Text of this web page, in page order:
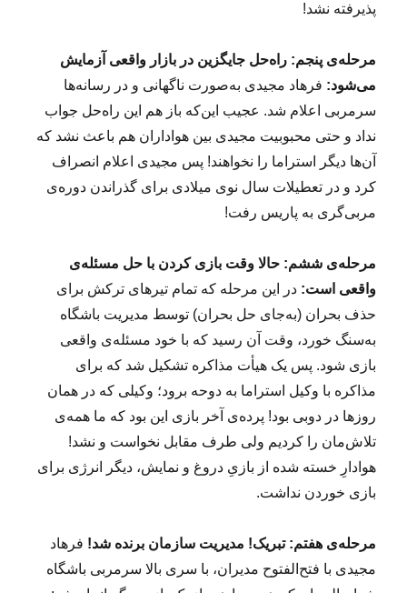
پذیرفته نشد!
مرحله‌ی پنجم: راه‌حل جایگزین در بازار واقعی آزمایش
می‌شود: فرهاد مجیدی به‌صورت ناگهانی و در رسانه‌ها
سرمربی اعلام شد. عجیب این‌که باز هم این راه‌حل جواب
نداد و حتی محبوبیت مجیدی بین هواداران هم باعث نشد که
آن‌ها دیگر استراما را نخواهند! پس مجیدی اعلام انصراف
کرد و در تعطیلات سال نوی میلادی برای گذراندن دوره‌ی
مربی‌گری به پاریس رفت!
مرحله‌ی ششم: حالا وقت بازی کردن با حل مسئله‌ی
واقعی است: در این مرحله که تمام تیرهای ترکش برای
حذف بحران (به‌جای حل بحران) توسط مدیریت باشگاه
به‌سنگ خورد، وقت آن رسید که با خود مسئله‌ی واقعی
بازی شود. پس یک هیأت مذاکره تشکیل شد که برای
مذاکره با وکیل استراما به دوحه برود؛ وکیلی که در همان
روزها در دوبی بود! پرده‌ی آخر بازی این بود که ما همه‌ی
تلاش‌مان را کردیم ولی طرف مقابل نخواست و نشد!
هوادارِ خسته شده از بازیِ دروغ و نمایش، دیگر انرژی برای
بازی خوردن نداشت.
مرحله‌ی هفتم: تبریک! مدیریت سازمان برنده شد! فرهاد
مجیدی با فتح‌الفتوح مدیران، با سری بالا سرمربی باشگاه